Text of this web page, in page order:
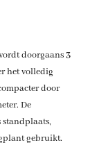
doorgaans3
het volledig
door
De
gebruikt.